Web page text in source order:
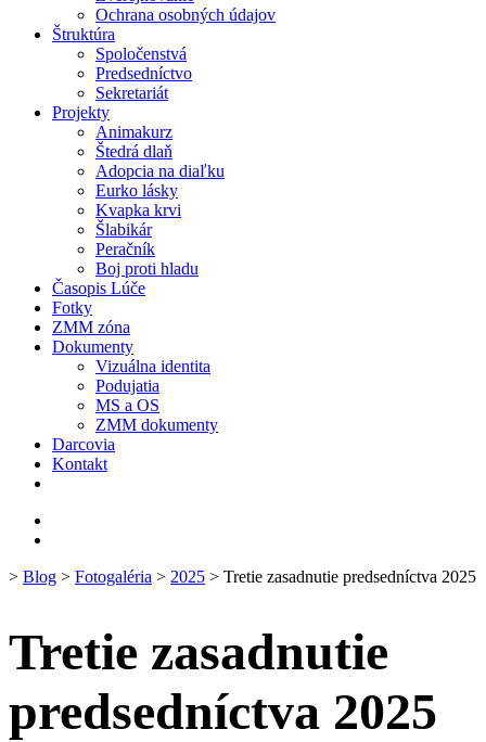
Ochrana osobných údajov
Štruktúra
Spoločenstvá
Predsedníctvo
Sekretariát
Projekty
Animakurz
Štedrá dlaň
Adopcia na diaľku
Eurko lásky
Kvapka krvi
Šlabikár
Peračník
Boj proti hladu
Časopis Lúče
Fotky
ZMM zóna
Dokumenty
Vizuálna identita
Podujatia
MS a OS
ZMM dokumenty
Darcovia
Kontakt
> Blog > Fotogaléria > 2025 > Tretie zasadnutie predsedníctva 2025
Tretie zasadnutie
predsedníctva 2025